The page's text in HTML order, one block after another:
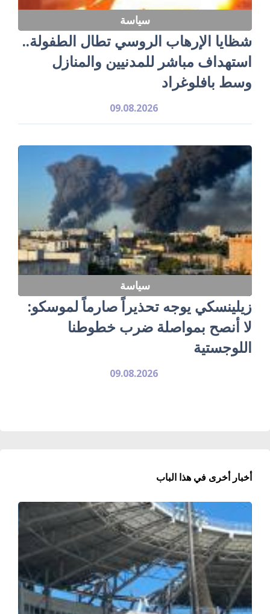
سياسة
شظايا الإرهاب الروسي تطال الطفولة..
استهداف مباشر للمدنيين والمنازل
وسط بافلوغراد
09.08.2026
سياسة
زيلينسكي يوجه تحذيراً صارماً لموسكو:
لا أنصح بمواصلة ضرب خطوطنا
اللوجستية
09.08.2026
أخبار أخرى في هذا الباب